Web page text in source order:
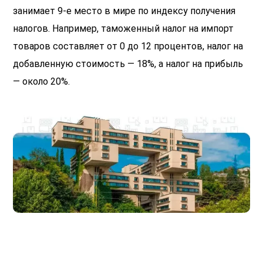
занимает 9-е место в мире по индексу получения
налогов. Например, таможенный налог на импорт
товаров составляет от 0 до 12 процентов, налог на
добавленную стоимость — 18%, а налог на прибыль
— около 20%.